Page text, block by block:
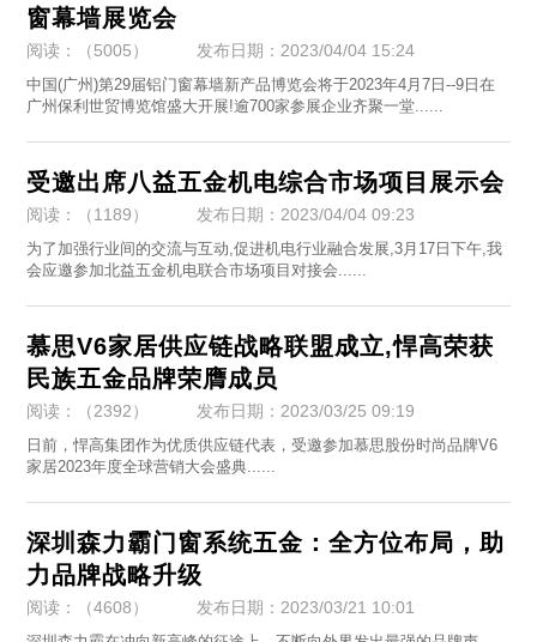
窗幕墙展览会
阅读：（5005） 发布日期：2023/04/04 15:24
中国(广州)第29届铝门窗幕墙新产品博览会将于2023年4月7日--9日在
广州保利世贸博览馆盛大开展!逾700家参展企业齐聚一堂......
受邀出席八益五金机电综合市场项目展示会
阅读：（1189） 发布日期：2023/04/04 09:23
​为了加强行业间的交流与互动,促进机电行业融合发展,3月17日下午,我
会应邀参加北益五金机电联合市场项目对接会......
慕思V6家居供应链战略联盟成立,悍高荣获
民族五金品牌荣膺成员
阅读：（2392） 发布日期：2023/03/25 09:19
​日前，悍高集团作为优质供应链代表，受邀参加慕思股份时尚品牌V6
家居2023年度全球营销大会盛典......
深圳森力霸门窗系统五金：全方位布局，助
力品牌战略升级
阅读：（4608） 发布日期：2023/03/21 10:01